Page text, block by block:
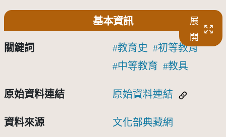
基本資訊
展
開
關鍵詞 教育史
初等教育
中等教育
教具
原始資料連結 原始資料連結
資料來源 文化部典藏網